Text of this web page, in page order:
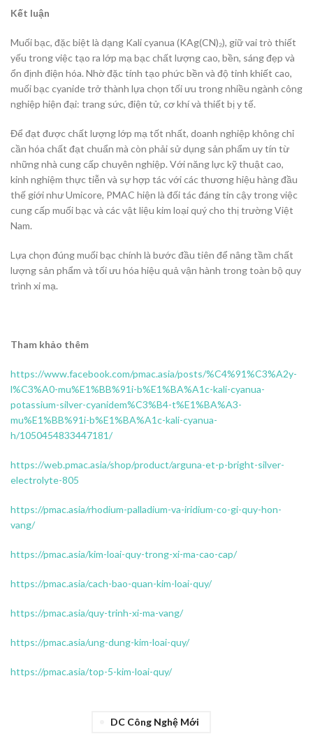
Kết luận
Muối bạc, đặc biệt là dạng Kali cyanua (KAg(CN)₂), giữ vai trò thiết
yếu trong việc tạo ra lớp mạ bạc chất lượng cao, bền, sáng đẹp và
ổn định điện hóa. Nhờ đặc tính tạo phức bền và độ tinh khiết cao,
muối bạc cyanide trở thành lựa chọn tối ưu trong nhiều ngành công
nghiệp hiện đại: trang sức, điện tử, cơ khí và thiết bị y tế.
Để đạt được chất lượng lớp mạ tốt nhất, doanh nghiệp không chỉ
cần hóa chất đạt chuẩn mà còn phải sử dụng sản phẩm uy tín từ
những nhà cung cấp chuyên nghiệp. Với năng lực kỹ thuật cao,
kinh nghiệm thực tiễn và sự hợp tác với các thương hiệu hàng đầu
thế giới như Umicore, PMAC hiện là đối tác đáng tin cậy trong việc
cung cấp muối bạc và các vật liệu kim loại quý cho thị trường Việt
Nam.
Lựa chọn đúng muối bạc chính là bước đầu tiên để nâng tầm chất
lượng sản phẩm và tối ưu hóa hiệu quả vận hành trong toàn bộ quy
trình xi mạ.
Tham khảo thêm
https://www.facebook.com/pmac.asia/posts/%C4%91%C3%A2y-
l%C3%A0-mu%E1%BB%91i-b%E1%BA%A1c-kali-cyanua-
potassium-silver-cyanidem%C3%B4-t%E1%BA%A3-
mu%E1%BB%91i-b%E1%BA%A1c-kali-cyanua-
h/1050454833447181/
https://web.pmac.asia/shop/product/arguna-et-p-bright-silver-
electrolyte-805
https://pmac.asia/rhodium-palladium-va-iridium-co-gi-quy-hon-
vang/
https://pmac.asia/kim-loai-quy-trong-xi-ma-cao-cap/
https://pmac.asia/cach-bao-quan-kim-loai-quy/
https://pmac.asia/quy-trinh-xi-ma-vang/
https://pmac.asia/ung-dung-kim-loai-quy/
https://pmac.asia/top-5-kim-loai-quy/
DC Công Nghệ Mới